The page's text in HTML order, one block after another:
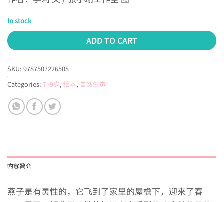
In stock
ADD TO CART
SKU: 9787507226508
Categories: 7~9岁, 绘本, 自然生态
内容简介
燕子是有灵性的，它飞到了家里的屋檐下，迎来了春